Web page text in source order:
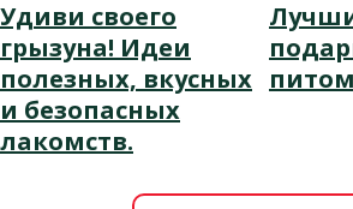
Удиви своего
грызуна! Идеи
полезных, вкусных
и безопасных
лакомств.